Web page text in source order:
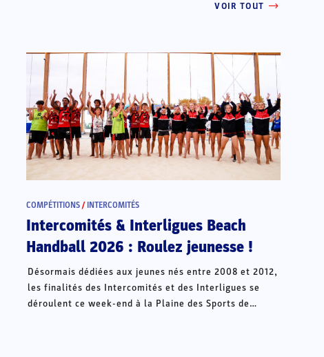
VOIR TOUT
COMPÉTITIONS / INTERCOMITÉS
Intercomités & Interligues Beach
Handball 2026 : Roulez jeunesse !
Désormais dédiées aux jeunes nés entre 2008 et 2012,
les finalités des Intercomités et des Interligues se
déroulent ce week-end à la Plaine des Sports de